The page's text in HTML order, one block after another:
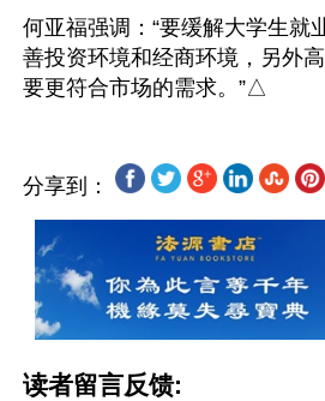
何亚福强调：“要缓解大学生就
善投资环境和经商环境，另外
分享到：
读者留言反馈: